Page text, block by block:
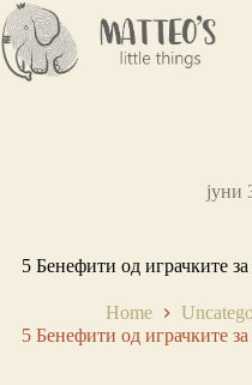
јуни
5 Бенефити од играчките
Home
5 Бенефити од играчките